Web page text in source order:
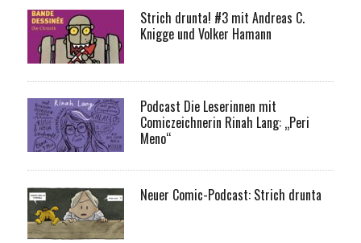
Strich drunta! #3 mit Andreas C.
Knigge und Volker Hamann
Podcast Die Leserinnen mit
Comiczeichnerin Rinah Lang: „Peri
Meno“
Neuer Comic-Podcast: Strich drunta